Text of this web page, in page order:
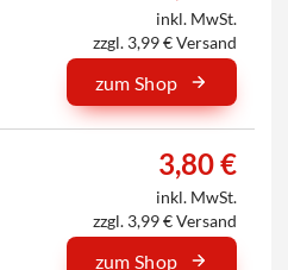
inkl. MwSt.
zzgl. 3,99 € Versand
zum Shop
3,80 €
inkl. MwSt.
zzgl. 3,99 € Versand
zum Shop